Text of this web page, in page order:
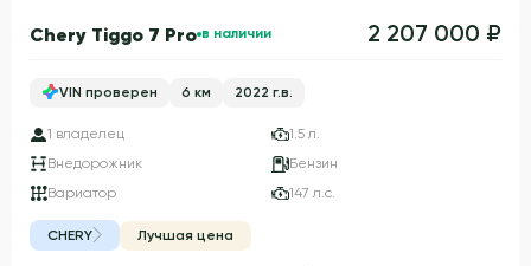
Chery Tiggo 7 Pro в наличии 2 207 000 ₽
VIN проверен 6 км 2022 г.в.
1 владелец
1.5 л.
Внедорожник
Бензин
Вариатор
147 л.с.
CHERY Лучшая цена